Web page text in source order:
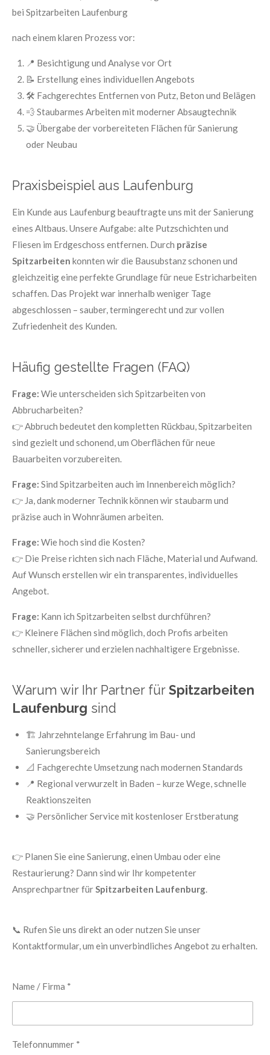
bei Spitzarbeiten Laufenburg
nach einem klaren Prozess vor:
📍 Besichtigung und Analyse vor Ort
📝 Erstellung eines individuellen Angebots
🛠️ Fachgerechtes Entfernen von Putz, Beton und Belägen
💨 Staubarmes Arbeiten mit moderner Absaugtechnik
🤝 Übergabe der vorbereiteten Flächen für Sanierung
oder Neubau
Praxisbeispiel aus Laufenburg
Ein Kunde aus Laufenburg beauftragte uns mit der Sanierung
eines Altbaus. Unsere Aufgabe: alte Putzschichten und
Fliesen im Erdgeschoss entfernen. Durch präzise
Spitzarbeiten konnten wir die Bausubstanz schonen und
gleichzeitig eine perfekte Grundlage für neue Estricharbeiten
schaffen. Das Projekt war innerhalb weniger Tage
abgeschlossen – sauber, termingerecht und zur vollen
Zufriedenheit des Kunden.
Häufig gestellte Fragen (FAQ)
Frage: Wie unterscheiden sich Spitzarbeiten von
Abbrucharbeiten?
👉 Abbruch bedeutet den kompletten Rückbau, Spitzarbeiten
sind gezielt und schonend, um Oberflächen für neue
Bauarbeiten vorzubereiten.
Frage: Sind Spitzarbeiten auch im Innenbereich möglich?
👉 Ja, dank moderner Technik können wir staubarm und
präzise auch in Wohnräumen arbeiten.
Frage: Wie hoch sind die Kosten?
👉 Die Preise richten sich nach Fläche, Material und Aufwand.
Auf Wunsch erstellen wir ein transparentes, individuelles
Angebot.
Frage: Kann ich Spitzarbeiten selbst durchführen?
👉 Kleinere Flächen sind möglich, doch Profis arbeiten
schneller, sicherer und erzielen nachhaltigere Ergebnisse.
Warum wir Ihr Partner für Spitzarbeiten
Laufenburg sind
🏗️ Jahrzehntelange Erfahrung im Bau- und
Sanierungsbereich
📐 Fachgerechte Umsetzung nach modernen Standards
📍 Regional verwurzelt in Baden – kurze Wege, schnelle
Reaktionszeiten
🤝 Persönlicher Service mit kostenloser Erstberatung
👉 Planen Sie eine Sanierung, einen Umbau oder eine
Restaurierung? Dann sind wir Ihr kompetenter
Ansprechpartner fürSpitzarbeiten Laufenburg.
📞 Rufen Sie uns direkt an oder nutzen Sie unser
Kontaktformular, um ein unverbindliches Angebot zu erhalten.
Name / Firma *
Telefonnummer *